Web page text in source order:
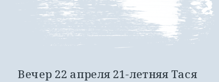
Вечер 22 апреля 21-летняя Тася